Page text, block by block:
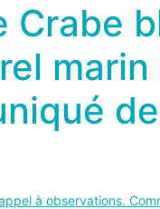
Crabe
marin
de
à observations.